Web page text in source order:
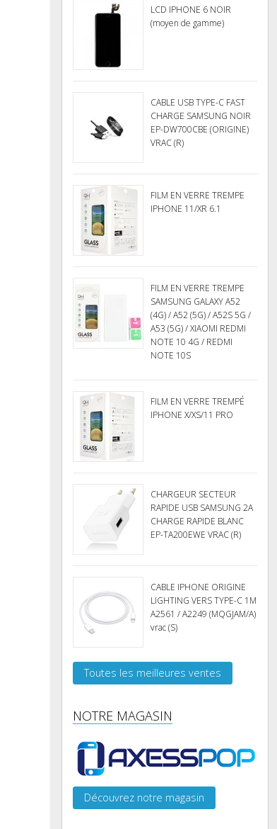
LCD IPHONE 6 NOIR
(moyen de gamme)
CABLE USB TYPE-C FAST
CHARGE SAMSUNG NOIR
EP-DW700CBE (ORIGINE)
VRAC (R)
FILM EN VERRE TREMPE
IPHONE 11/XR 6.1
FILM EN VERRE TREMPE
SAMSUNG GALAXY A52
(4G) / A52 (5G) / A52S 5G /
A53 (5G) / XIAOMI REDMI
NOTE 10 4G / REDMI
NOTE 10S
FILM EN VERRE TREMPÉ
IPHONE X/XS/11 PRO
CHARGEUR SECTEUR
RAPIDE USB SAMSUNG 2A
CHARGE RAPIDE BLANC
EP-TA200EWE VRAC (R)
CABLE IPHONE ORIGINE
LIGHTING VERS TYPE-C 1M
A2561 / A2249 (MQGJAM/A)
vrac (S)
Toutes les meilleures ventes
NOTRE MAGASIN
Découvrez notre magasin